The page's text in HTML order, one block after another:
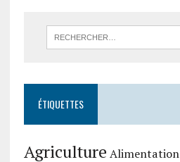
ÉTIQUETTES
Agriculture Alimentation